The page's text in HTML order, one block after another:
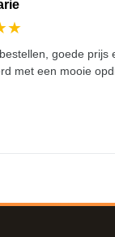
★
goede prijs
met een mooie